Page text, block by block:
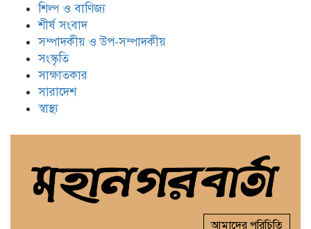
শিল্প ও বাণিজ্য
শীর্ষ সংবাদ
সম্পাদকীয় ও উপ-সম্পাদকীয়
সংস্কৃতি
সাক্ষাতকার
সারাদেশ
স্বাস্থ্য
আমাদের পরিচিতি